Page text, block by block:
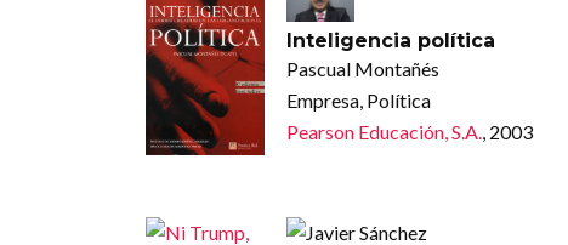
Inteligencia política
Pascual Montañés
Empresa, Política
Pearson Educación, S.A., 2003